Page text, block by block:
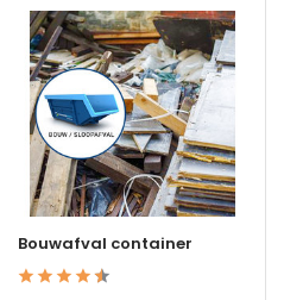
Bouwafval container